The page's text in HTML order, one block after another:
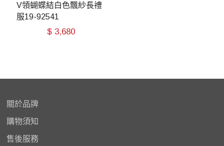
V領蝴蝶結白色飄紗長禮
服19-92541
$ 3,680
關於品牌
購物須知
售後服務